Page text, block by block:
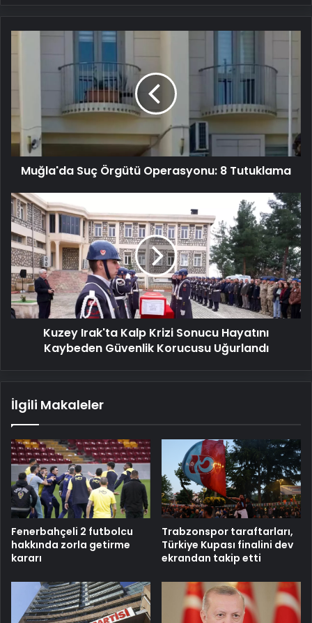
Muğla'da Suç Örgütü Operasyonu: 8 Tutuklama
Kuzey
Irak'ta
Kalp
Krizi
Sonucu
Hayatını
Kaybeden
Güvenlik
Korucusu
UğurlandıKuzey Irak'ta Kalp Krizi Sonucu Hayatını
Kaybeden Güvenlik Korucusu Uğurlandı
İlgili Makaleler
Fenerbahçeli 2 futbolcu
hakkında zorla getirme
kararı
Trabzonspor taraftarları,
Türkiye Kupası finalini dev
ekrandan takip etti